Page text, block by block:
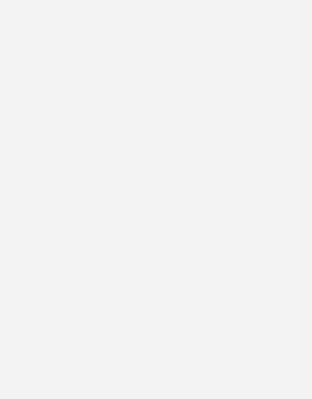
„Cybersicherheit muss